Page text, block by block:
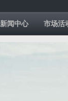
新闻中心 市场活